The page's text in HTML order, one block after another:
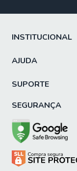
INSTITUCIONAL
AJUDA
SUPORTE
SEGURANÇA